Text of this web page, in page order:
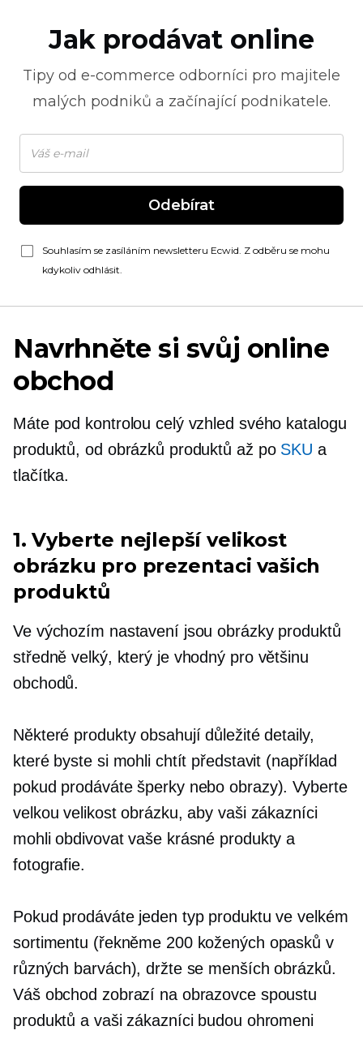
Jak prodávat online
Tipy od e-commerce odborníci pro majitele
malých podniků a začínající podnikatele.
Odebírat
Souhlasím se zasíláním newsletteru Ecwid. Z odběru se mohu
kdykoliv odhlásit.
Navrhněte si svůj online
obchod
Máte pod kontrolou celý vzhled svého katalogu
produktů, od obrázků produktů až po SKU a
tlačítka.
1. Vyberte nejlepší velikost
obrázku pro prezentaci vašich
produktů
Ve výchozím nastavení jsou obrázky produktů
středně velký, který je vhodný pro většinu
obchodů.
Některé produkty obsahují důležité detaily,
které byste si mohli chtít představit (například
pokud prodáváte šperky nebo obrazy). Vyberte
velkou velikost obrázku, aby vaši zákazníci
mohli obdivovat vaše krásné produkty a
fotografie.
Pokud prodáváte jeden typ produktu ve velkém
sortimentu (řekněme 200 kožených opasků v
různých barvách), držte se menších obrázků.
Váš obchod zobrazí na obrazovce spoustu
produktů a vaši zákazníci budou ohromeni